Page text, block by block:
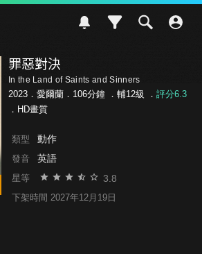
罪惡對決
In the Land of Saints and Sinners
2023．愛爾蘭．106分鐘 ． 輔12級 ． 評分6.3
．HD畫質
類型 動作
發音 英語
星等 3.8
下架時間 2027年12月19日